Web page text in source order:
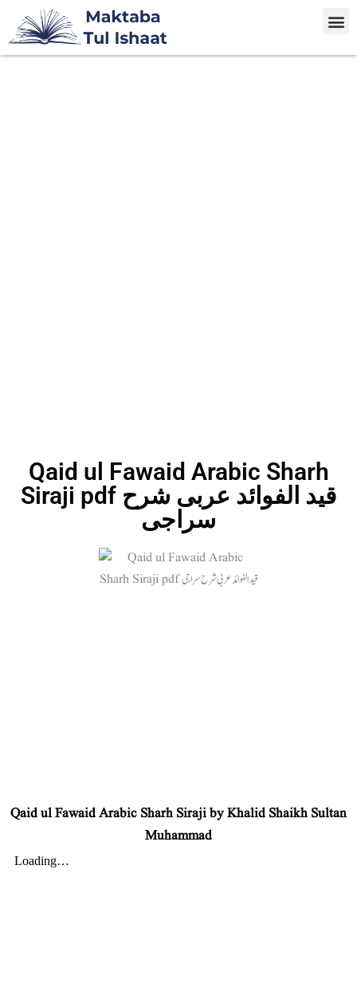
Qaid ul Fawaid Arabic Sharh
Siraji pdf قید الفوائد عربی شرح
سراجی
Qaid ul Fawaid Arabic Sharh Siraji by Khalid Shaikh Sultan
Muhammad